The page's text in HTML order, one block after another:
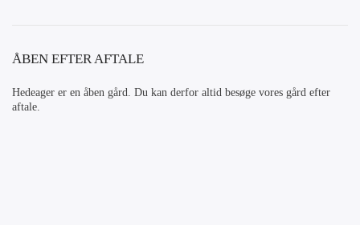
ÅBEN EFTER AFTALE
Hedeager er en åben gård. Du kan derfor altid besøge vores gård efter
aftale.